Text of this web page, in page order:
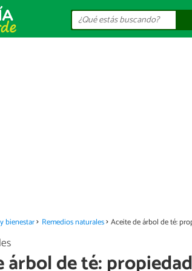
bienestar Remedios naturales Aceite de árbol de té:
árbol de té: